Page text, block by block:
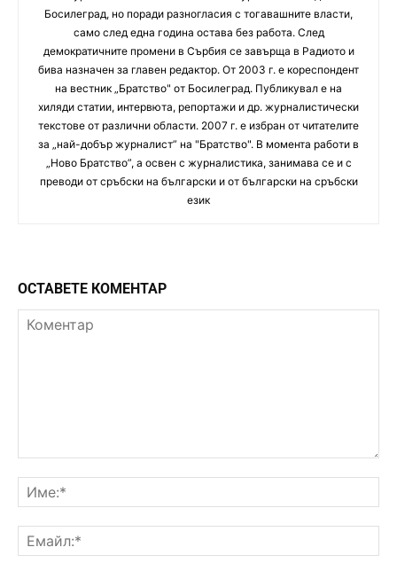
Босилеград, но поради разногласия с тогавашните власти,
само след една година остава без работа. След
демократичните промени в Сърбия се завърща в Радиото и
бива назначен за главен редактор. От 2003 г. е кореспондент
на вестник „Братство" от Босилеград. Публикувал е на
хиляди статии, интервюта, репортажи и др. журналистически
текстове от различни области. 2007 г. е избран от читателите
за „най-добър журналист” на "Братство". В момента работи в
„Ново Братство”, а освен с журналистика, занимава се и с
преводи от сръбски на български и от български на сръбски
език
ОСТАВЕТЕ КОМЕНТАР